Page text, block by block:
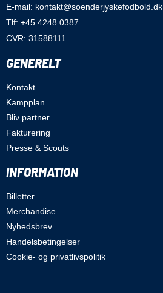
E-mail: kontakt@soenderjyskefodbold.dk
Tlf: +45 4248 0387
CVR: 31588111
GENERELT
Kontakt
Kampplan
Bliv partner
Fakturering
Presse & Scouts
INFORMATION
Billetter
Merchandise
Nyhedsbrev
Handelsbetingelser
Cookie- og privatlivspolitik